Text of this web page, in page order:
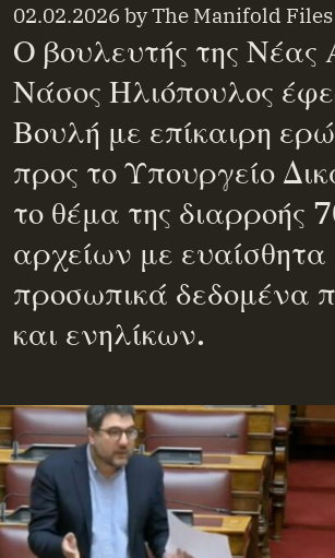
02.02.2026 byThe Manifold Files
Ο βουλευτής της Νέας
Νάσος Ηλιόπουλος
Βουλή με επίκαιρη
προς το Υπουργείο
το θέμα της διαρροής
αρχείων με ευαίσθητα
προσωπικά δεδομένα
και ενηλίκων.